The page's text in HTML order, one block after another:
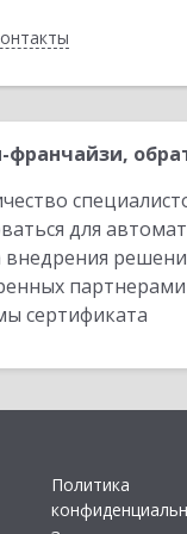
для
сертификата
Политика